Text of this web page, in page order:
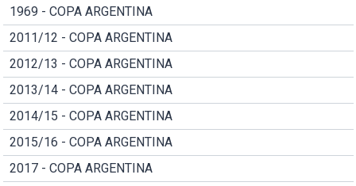
1969 - COPA ARGENTINA
2011/12 - COPA ARGENTINA
2012/13 - COPA ARGENTINA
2013/14 - COPA ARGENTINA
2014/15 - COPA ARGENTINA
2015/16 - COPA ARGENTINA
2017 - COPA ARGENTINA